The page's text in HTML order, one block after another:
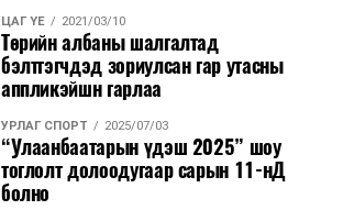
ЦАГ ҮЕ 2021/03/10
Төрийн албаны шалгалтад
бэлтгэгчдэд зориулсан гар утасны
аппликэйшн гарлаа
УРЛАГ СПОРТ 2025/07/03
“Улаанбаатарын үдэш 2025” шоу
тоглолт долоодугаар сарын 11-нД
болно